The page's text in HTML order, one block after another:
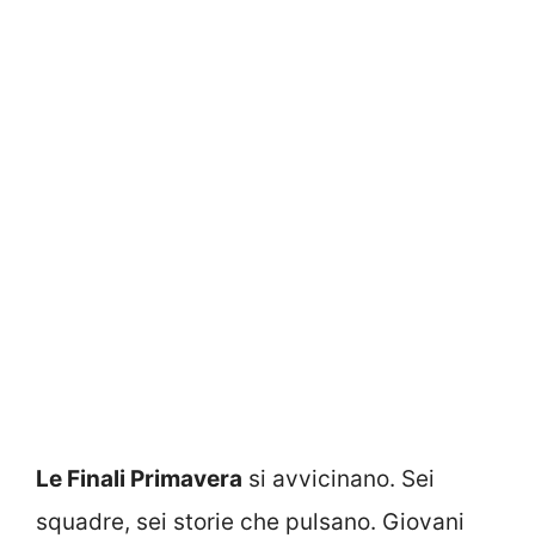
Le Finali Primavera si avvicinano. Sei
squadre, sei storie che pulsano. Giovani